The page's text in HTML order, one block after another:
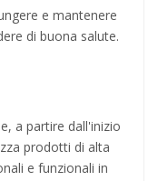
e mantenere
di buona salute.
a partire dall'inizio
prodotti di alta
e funzionali in